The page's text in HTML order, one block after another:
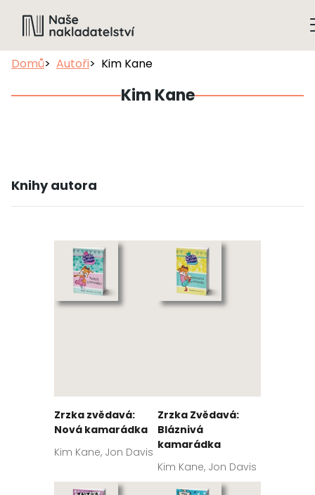
Domů Autoři Kim Kane
Kim Kane
Knihy autora
Zrzka zvědavá:
Nová kamarádka
Kim Kane, Jon Davis
Zrzka Zvědavá:
Bláznivá
kamarádka
Kim Kane, Jon Davis